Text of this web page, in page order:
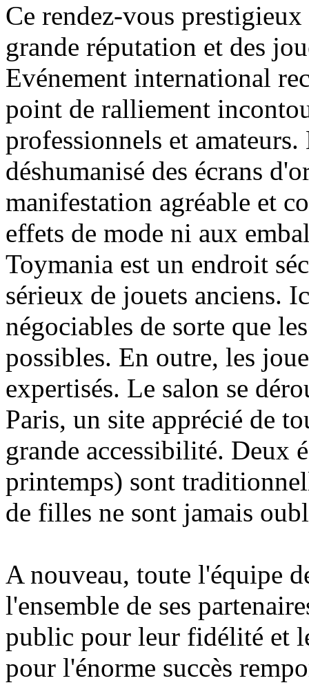
Ce rendez-vous
grande réputation et des
Evénement international
point de ralliement
professionnels et
déshumanisé des écrans
manifestation agréable et
effets de mode ni aux
Toymania est un endroit
sérieux de jouets anciens.
négociables de sorte que
possibles. En outre, les
expertisés. Le salon se
Paris, un site apprécié de
grande accessibilité. Deux
printemps) sont
de filles ne sont jamais
A nouveau, toute l'équipe
l'ensemble de ses
public pour leur fidélité et
pour l'énorme succès